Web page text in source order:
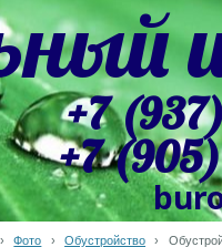
+7
+7
› Фото › Обустройство ›